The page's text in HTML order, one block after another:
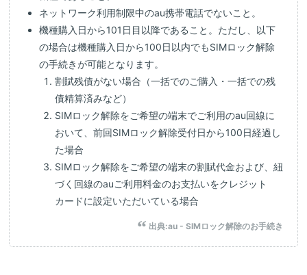
ネットワーク利用制限中のau携帯電話でないこと。
機種購入日から101日目以降であること。ただし、以下
の場合は機種購入日から100日以内でもSIMロック解除
の手続きが可能となります。
割賦残債がない場合（一括でのご購入・一括での残
債精算済みなど）
SIMロック解除をご希望の端末でご利用のau回線に
おいて、前回SIMロック解除受付日から100日経過し
た場合
SIMロック解除をご希望の端末の割賦代金および、紐
づく回線のauご利用料金のお支払いをクレジット
カードに設定いただいている場合
出典:au - SIMロック解除のお手続き